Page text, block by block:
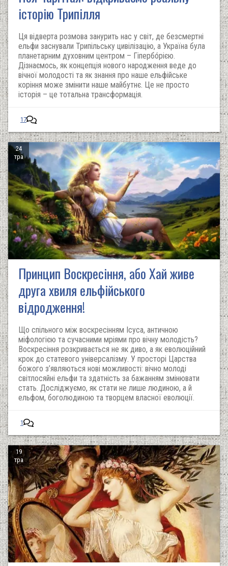
історію Трипілля
Ця відверта розмова занурить нас у світ, де безсмертні
ельфи заснували Трипільську цивілізацію, а Україна була
планетарним духовним центром – Гіпербóрією.
Дізнаємось, як концепція нового народження веде до
вічної молодості та як знання про наше ельфійське
коріння може змінити наше майбутнє. Це не просто
історія – це тотальна трансформація.
17
24
тра
Принцип Воскресіння, або Хай живе
друга хвиля ельфійського
відродження!
Що спільного між воскресінням Ісуса, античною
міфологією та сучасними мріями про вічну молодість?
Воскресіння розкривається не як диво, а як еволюційний
крок до статевого універсалізму. У просторі Царства
божого з’являються нові можливості: вічно молоді
світлосяйні ельфи та здатність за бажанням змінювати
стать. Досліджуємо, як стати не лише людиною, а й
ельфом, боголюдиною та творцем власної еволюції.
1
19
тра